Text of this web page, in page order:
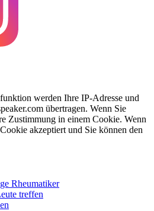
werden Ihre IP-Adresse und
übertragen. Wenn Sie
Zustimmung in einem Cookie. Wenn
akzeptiert und Sie können den
Rheumatiker
treffen